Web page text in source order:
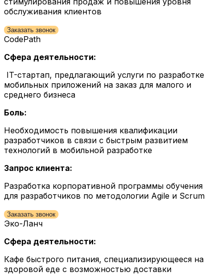
обслуживания клиентов
Заказать звонок
CodePath
Сфера деятельности:
IT-стартап, предлагающий услуги по разработке
мобильных приложений на заказ для малого и
среднего бизнеса
Боль:
Необходимость повышения квалификации
разработчиков в связи с быстрым развитием
технологий в мобильной разработке
Запрос клиента:
Разработка корпоративной программы обучения
для разработчиков по методологии Agile и Scrum
Заказать звонок
Эко-Ланч
Сфера деятельности:
Кафе быстрого питания, специализирующееся на
здоровой еде с возможностью доставки